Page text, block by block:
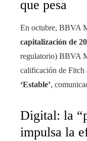
que pesa
En octubre, BBVA
capitalización de
regulatorio) BBVA
calificación de Fitch
‘Estable’,
Digital: la
impulsa la